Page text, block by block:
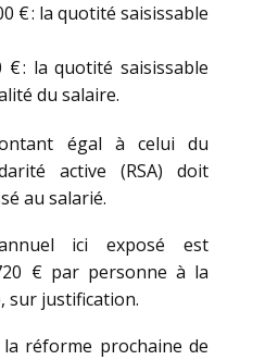
€ : la quotité saisissable
€ : la quotité saisissable
du salaire.
égal à celui du
active (RSA) doit
au salarié.
ici exposé est
€ par personne à la
sur justification.
réforme prochaine de